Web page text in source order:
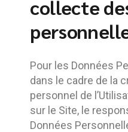
collecte
Pour les Données
dans le cadre de la
personnel de
sur le Site, le
Données